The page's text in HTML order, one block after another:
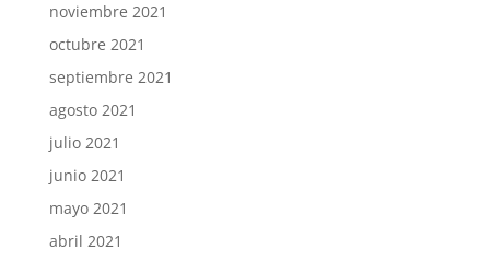
noviembre 2021
octubre 2021
septiembre 2021
agosto 2021
julio 2021
junio 2021
mayo 2021
abril 2021